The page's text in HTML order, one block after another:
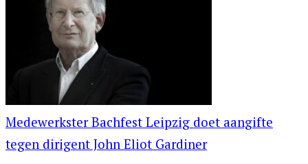
Medewerkster Bachfest Leipzig doet aangifte
tegen dirigent John Eliot Gardiner